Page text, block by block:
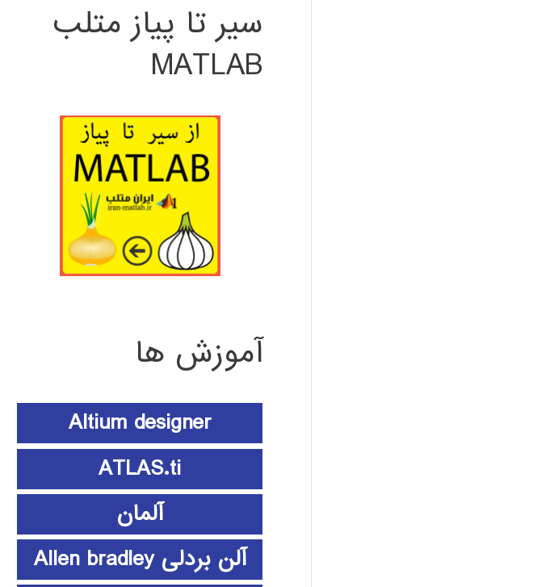
سیر تا پیاز متلب
MATLAB
آموزش ها
Altium designer
ATLAS.ti
آلمان
آلن بردلی Allen bradley